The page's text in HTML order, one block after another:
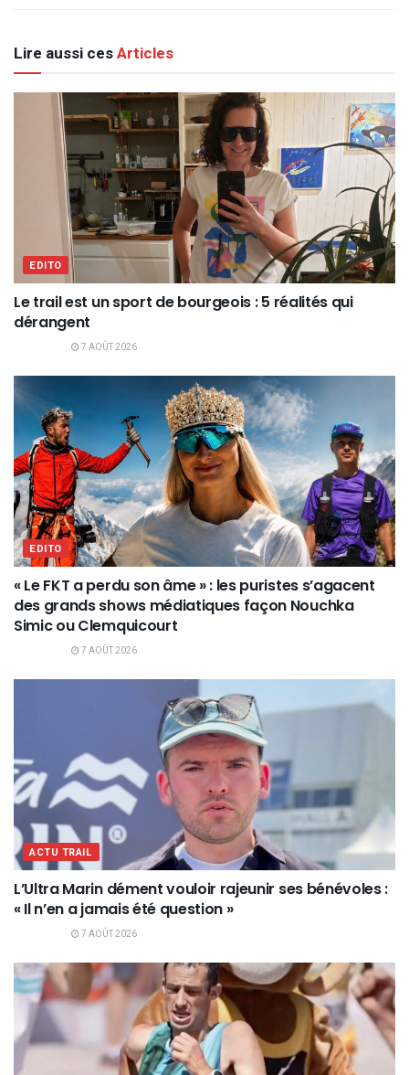
Lire aussi cesArticles
EDITO
Le trail est un sport de bourgeois : 5 réalités qui
dérangent
7 AOÛT 2026
EDITO
« Le FKT a perdu son âme » : les puristes s’agacent
des grands shows médiatiques façon Nouchka
Simic ou Clemquicourt
7 AOÛT 2026
ACTU TRAIL
L’Ultra Marin dément vouloir rajeunir ses bénévoles :
« Il n’en a jamais été question »
7 AOÛT 2026